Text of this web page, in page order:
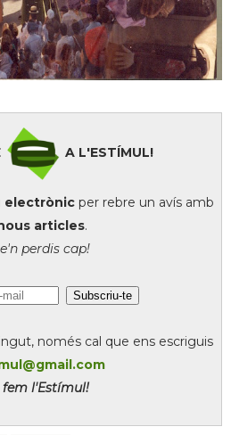
A L'ESTÍMUL!
electrònicper rebre un avís amb
articles.
perdis cap!
només cal que ens escriguis
fem l'Estímul!